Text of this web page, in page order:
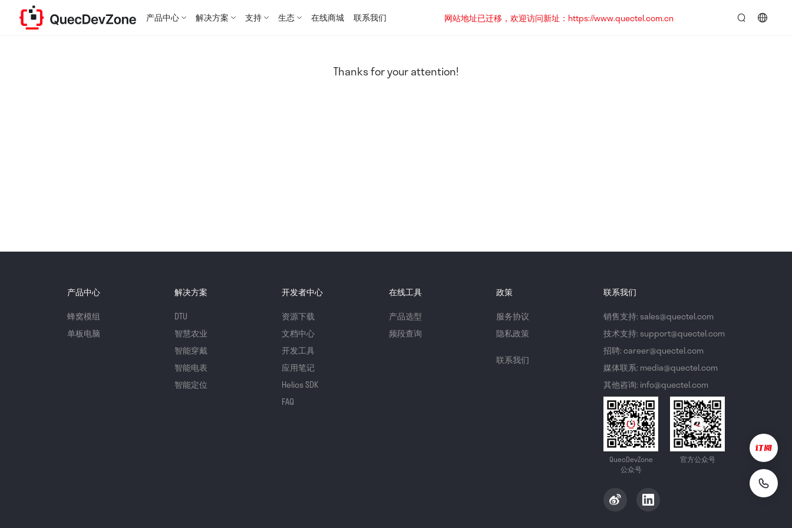
产品中心 解决方案 支持 生态 在线商城 联系我们
网站地址已迁移，欢迎访问新址：https://www.quectel.com.cn
Thanks for your attention!
产品中心
蜂窝模组
单板电脑
解决方案
DTU
智慧农业
智能穿戴
智能电表
智能定位
开发者中心
资源下载
文档中心
开发工具
应用笔记
Helios SDK
FAQ
在线工具
产品选型
频段查询
政策
服务协议
隐私政策
联系我们
联系我们
销售支持: sales@quectel.com
技术支持: support@quectel.com
招聘: career@quectel.com
媒体联系: media@quectel.com
其他咨询: info@quectel.com
QuecDevZone
公众号
官方公众号